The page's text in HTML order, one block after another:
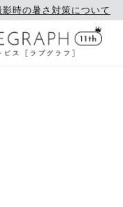
影時の暑さ対策について